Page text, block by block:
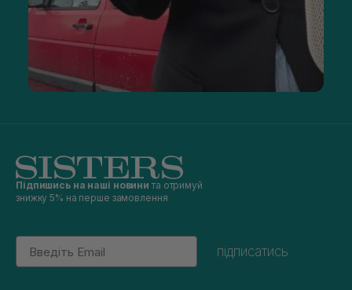
Підпишись на наші новини та отримуй
знижку 5% на перше замовлення
Email
підписатись